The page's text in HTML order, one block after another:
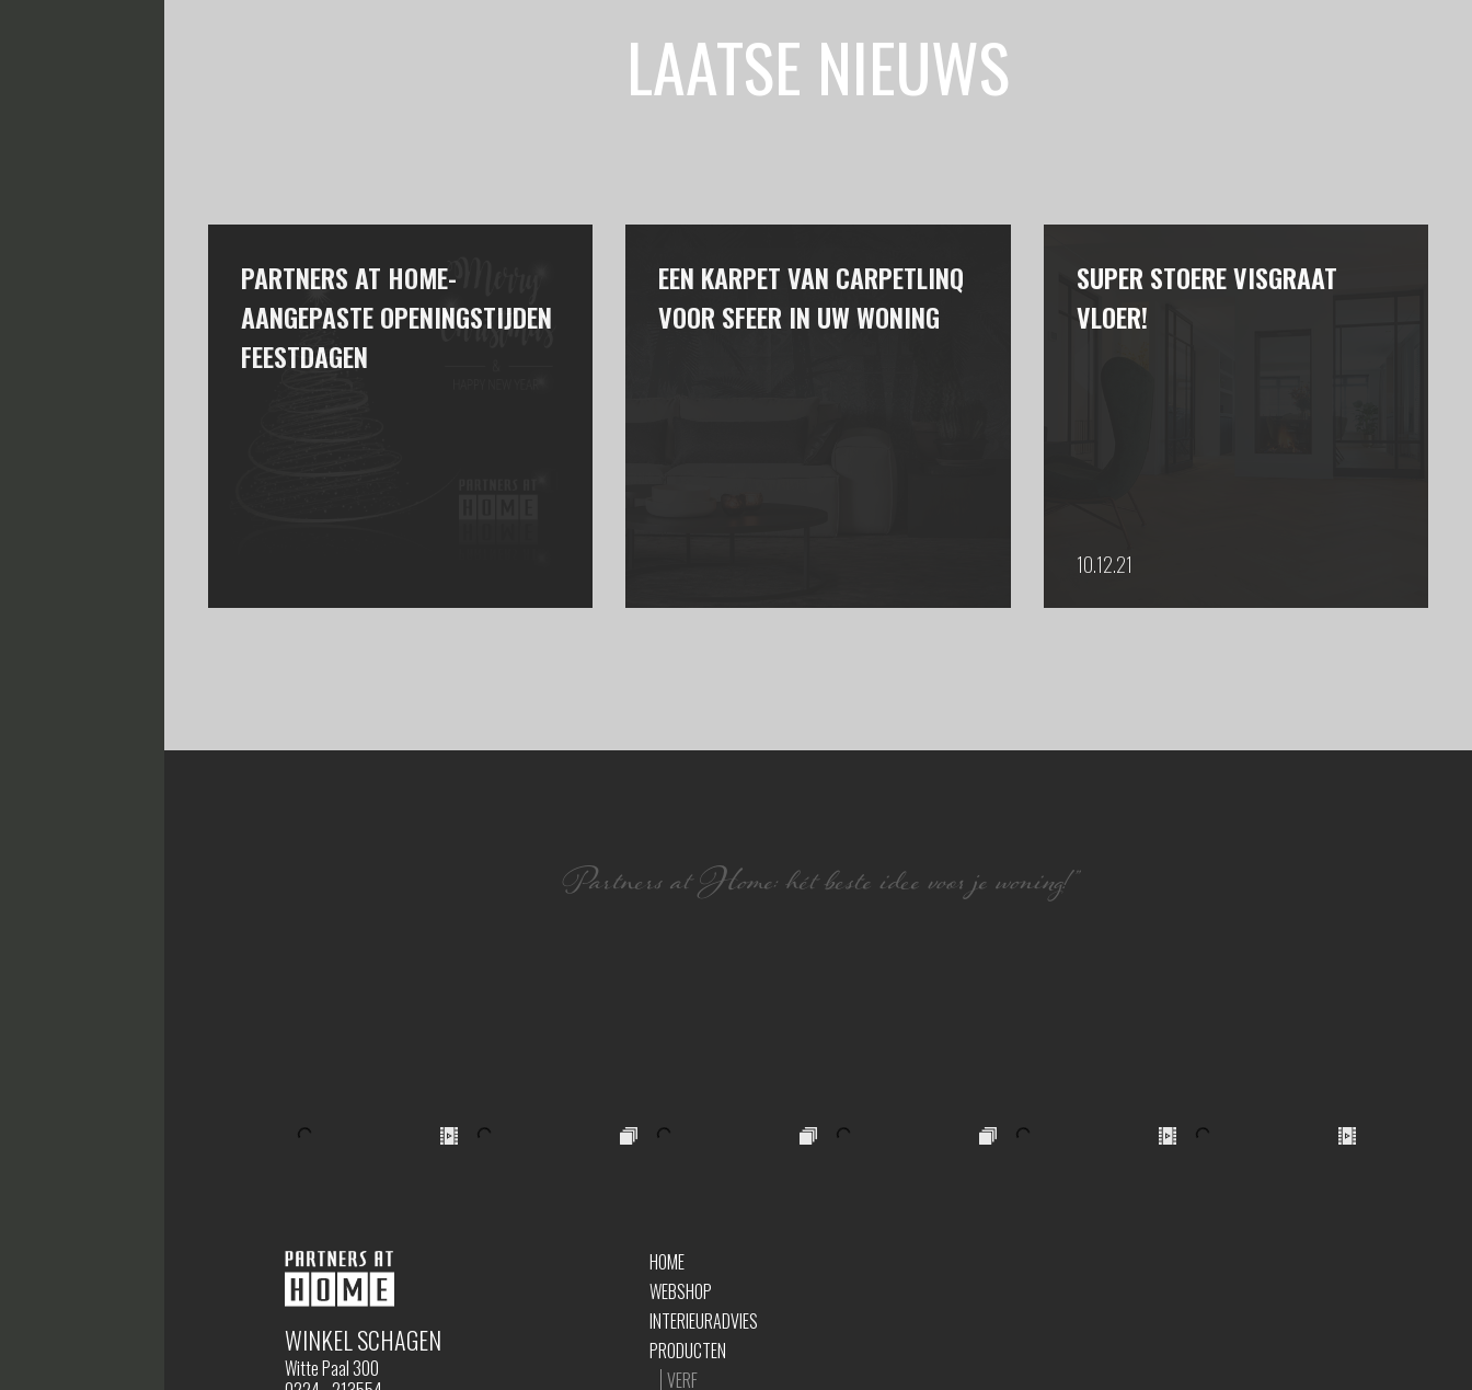
LAATSE NIEUWS
PARTNERS AT HOME-
AANGEPASTE OPENINGSTIJDEN
FEESTDAGEN
EEN KARPET VAN CARPETLINQ
VOOR SFEER IN UW WONING
SUPER STOERE VISGRAAT
VLOER!
10.12.21
Partners at Home: hét beste idee voor je woning!”
WINKEL SCHAGEN
Witte Paal 300
HOME
WEBSHOP
INTERIEURADVIES
PRODUCTEN
VERF